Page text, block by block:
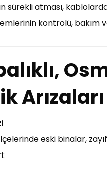
sürekli atması,
kontrolü, bakım
eski binalar,